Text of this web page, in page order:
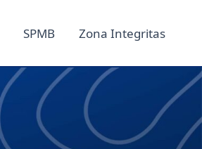
SPMB Zona Integritas